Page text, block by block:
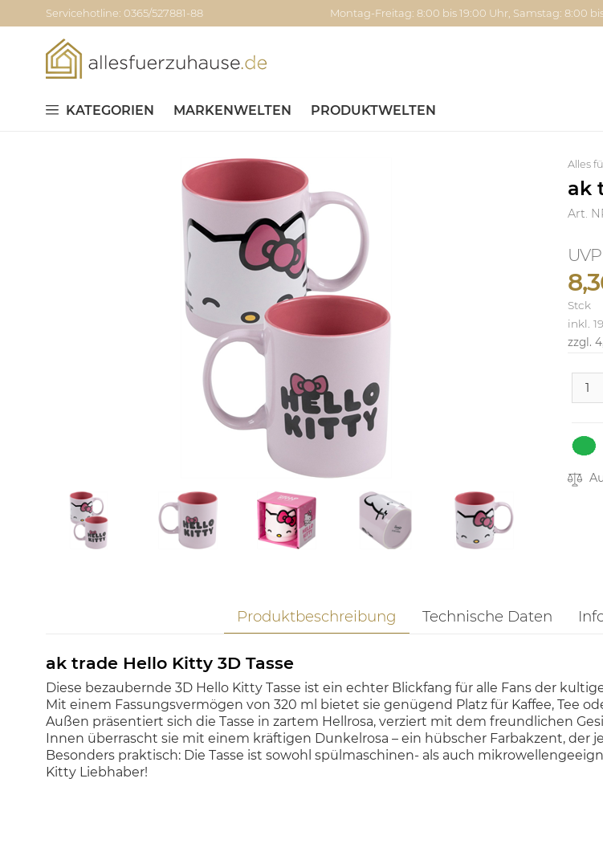
Servicehotline: 0365/527881-88 Montag-Freitag: 8:00 bis 19:00 Uhr, Samstag: 8:00
KATEGORIEN MARKENWELTEN PRODUKTWELTEN
Alles
ak
Art.
Stck
inkl.
zzgl.
Produktbeschreibung Technische Daten
ak trade Hello Kitty 3D Tasse
Diese bezaubernde 3D Hello Kitty Tasse ist ein echter Blickfang für alle Fans der
Mit einem Fassungsvermögen von 320 ml bietet sie genügend Platz für Kaffee, Tee
Außen präsentiert sich die Tasse in zartem Hellrosa, verziert mit dem freundlichen
Innen überrascht sie mit einem kräftigen Dunkelrosa – ein hübscher Farbakzent, der
Besonders praktisch: Die Tasse ist sowohl spülmaschinen- als auch
Kitty Liebhaber!